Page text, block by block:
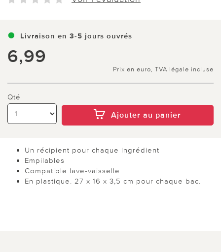
Livraison en 3-5 jours ouvrés
6,99
Prix en euro, TVA légale incluse
Qté
Ajouter au panier
Un récipient pour chaque ingrédient
Empilables
Compatible lave-vaisselle
En plastique. 27 x 16 x 3,5 cm pour chaque bac.